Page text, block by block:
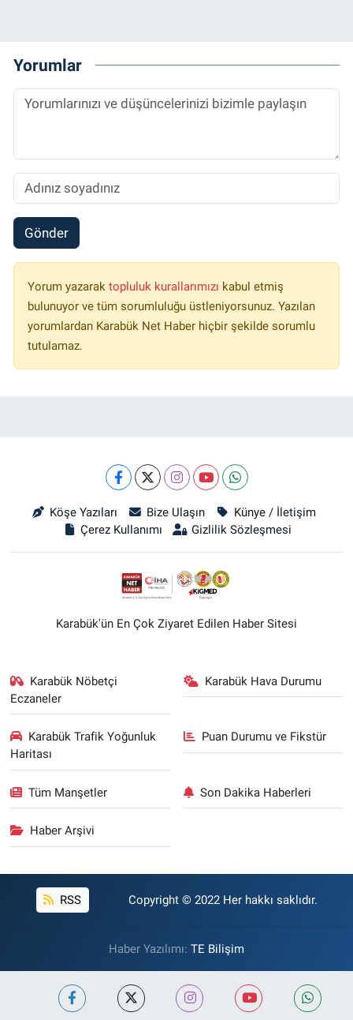
Yorumlar
Gönder
Yorum yazarak topluluk kurallarımızı kabul etmiş
bulunuyor ve tüm sorumluluğu üstleniyorsunuz. Yazılan
yorumlardan Karabük Net Haber hiçbir şekilde sorumlu
tutulamaz.
Köşe Yazıları Bize Ulaşın
Künye / İletişim
Çerez Kullanımı
Gizlilik Sözleşmesi
Karabük'ün En Çok Ziyaret Edilen Haber Sitesi
Karabük Nöbetçi
Eczaneler
Karabük Hava Durumu
Karabük Trafik Yoğunluk
Haritası
Puan Durumu ve Fikstür
Tüm Manşetler Son Dakika Haberleri
Haber Arşivi
RSS Copyright © 2022 Her hakkı saklıdır.
Haber Yazılımı: TE Bilişim